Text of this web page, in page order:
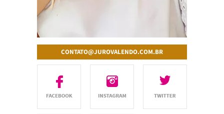
CONTATO@JUROVALENDO.COM.BR